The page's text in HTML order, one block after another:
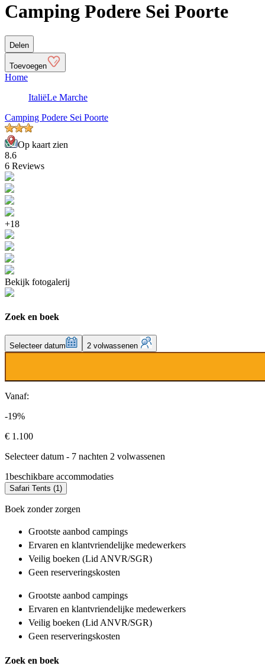
Camping Podere Sei Poorte
Delen
Toevoegen
Home
ItaliëLe Marche
Camping Podere Sei Poorte
Op kaart zien
8.6
6 Reviews
+18
Bekijk fotogalerij
Zoek en boek
Selecteer datum 2 volwassenen
Vanaf:
-19%
€ 1.100
Selecteer datum - 7 nachten 2 volwassenen
1beschikbare accommodaties
Safari Tents (1)
Boek zonder zorgen
Grootste aanbod campings
Ervaren en klantvriendelijke medewerkers
Veilig boeken (Lid ANVR/SGR)
Geen reserveringskosten
Grootste aanbod campings
Ervaren en klantvriendelijke medewerkers
Veilig boeken (Lid ANVR/SGR)
Geen reserveringskosten
Zoek en boek